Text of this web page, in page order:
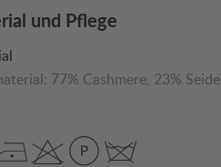
und Pflege
77% Cashmere, 23% Seide